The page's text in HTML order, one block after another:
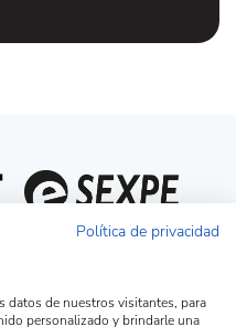
Política de privacidad
datos de nuestros visitantes, para
personalizado y brindarle una